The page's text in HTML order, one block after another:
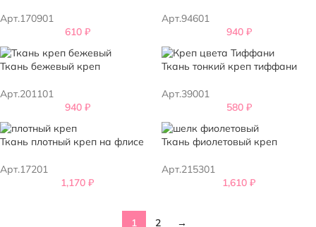
Арт.170901
610 ₽
Арт.94601
940 ₽
Ткань бежевый креп
Арт.201101
940 ₽
Ткань тонкий креп тиффани
Арт.39001
580 ₽
Ткань плотный креп на флисе
Арт.17201
1,170 ₽
Ткань фиолетовый креп
Арт.215301
1,610 ₽
1 2 →